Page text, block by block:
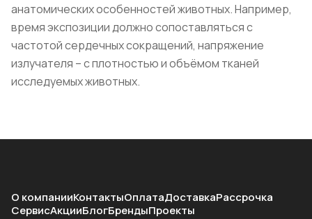
анатомических особенностей животных. Например,
время экспозиции должно сопоставляться с
частотой сердечных сокращений, напряжение
излучателя – с плотностью и объёмом тканей
исследуемых животных.
О компанииКонтактыОплатаДоставкаРассрочка
СервисАкцииБлогБрендыПроекты